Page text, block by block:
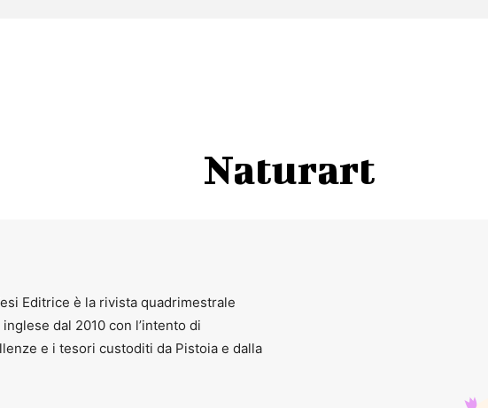
Naturart
Editrice è la rivista quadrimestrale
dal 2010 con l’intento di
e i tesori custoditi da Pistoia e dalla